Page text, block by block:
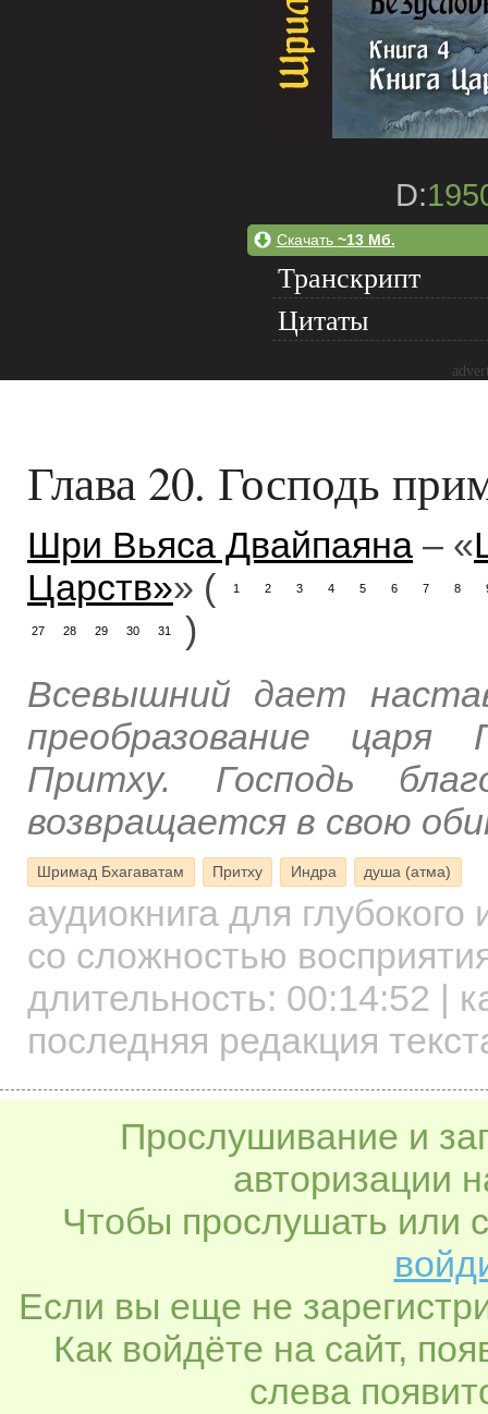
D:
Скачать ~13 Мб.
Транскрипт
Цитаты
Глава 20. Господь
Шри Вьяса Двайпаяна – «
Царств»» ( 1 2 3 4 5 6 7 8
27 28 29 30 31
)
Всевышний дает
преобразование царя
Притху. Господь
возвращается в свою
Шримад Бхагаватам Притху Индра душа (атма)
аудиокнига для
со сложностью
длительность: 00:14:52 |
последняя редакция
Прослушивание и
авторизации
Чтобы прослушать или
Если вы еще не
Как войдёте на сайт,
слева